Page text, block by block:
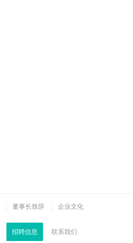
董事长致辞 企业文化
招聘信息 联系我们